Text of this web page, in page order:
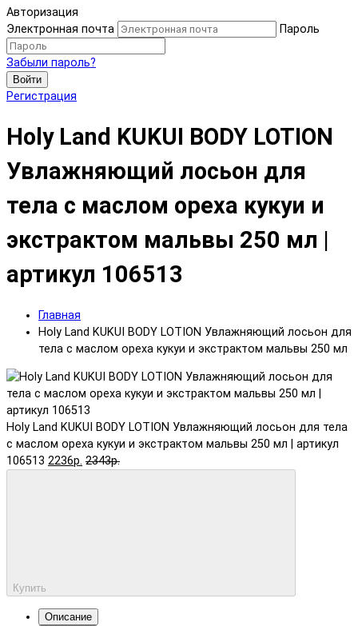
Авторизация
Электронная почта
Пароль
Забыли пароль?
Войти
Регистрация
Holy Land KUKUI BODY LOTION
Увлажняющий лосьон для
тела с маслом ореха кукуи и
экстрактом мальвы 250 мл |
артикул 106513
Главная
Holy Land KUKUI BODY LOTION Увлажняющий лосьон для
тела с маслом ореха кукуи и экстрактом мальвы 250 мл
Holy Land KUKUI BODY LOTION Увлажняющий лосьон для тела
с маслом ореха кукуи и экстрактом мальвы 250 мл | артикул
106513 2236р. 2343р.
Купить
Описание